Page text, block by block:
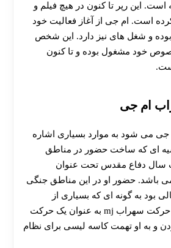
است. این رپر تا کنون در هیچ فیلم و
است. ام جی از آغاز فعالیت خود
و شغل های نیز دارد. این شخص
خود مشغول بوده و تا کنون
ام جی
می شود به موارد بسیاری اشاره
ای که ساخت حضور در مناطق
سال دفاع مقدس تحت عنوان
باشد. حضور او در این مناطق جنگی
بود به گونه ای که بسیاری از
هواداران او نیز از این حرکت سهراب mj به عنوان یک حرکت
و به او تهمت کاسه لیسی برای نظام